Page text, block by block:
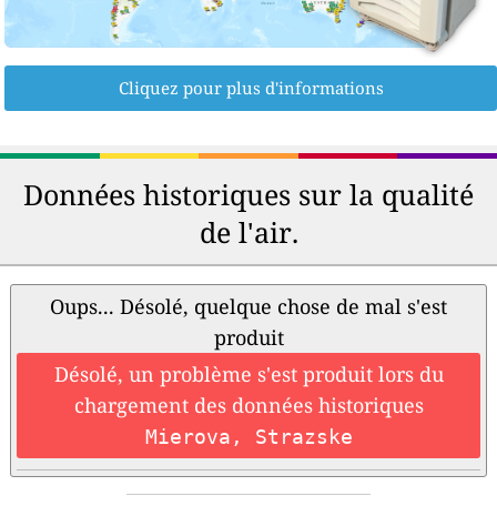
Cliquez pour plus d'informations
Données historiques sur la qualité
de l'air.
Oups... Désolé, quelque chose de mal s'est
produit
Désolé, un problème s'est produit lors du
chargement des données historiques
Mierova, Strazske